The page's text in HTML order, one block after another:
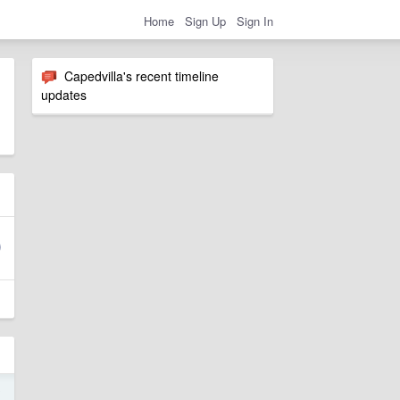
Home Sign Up Sign In
Capedvilla's recent timeline
updates